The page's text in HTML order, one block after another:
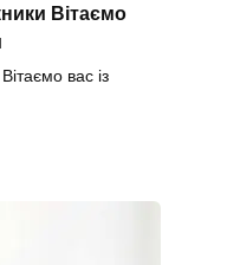
Вітаємо
вас із